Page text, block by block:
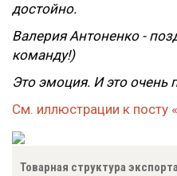
достойно.
Валерия Антоненко -
команду!)
Это эмоция. И это очень
См. иллюстрации к посту
Товарная структура